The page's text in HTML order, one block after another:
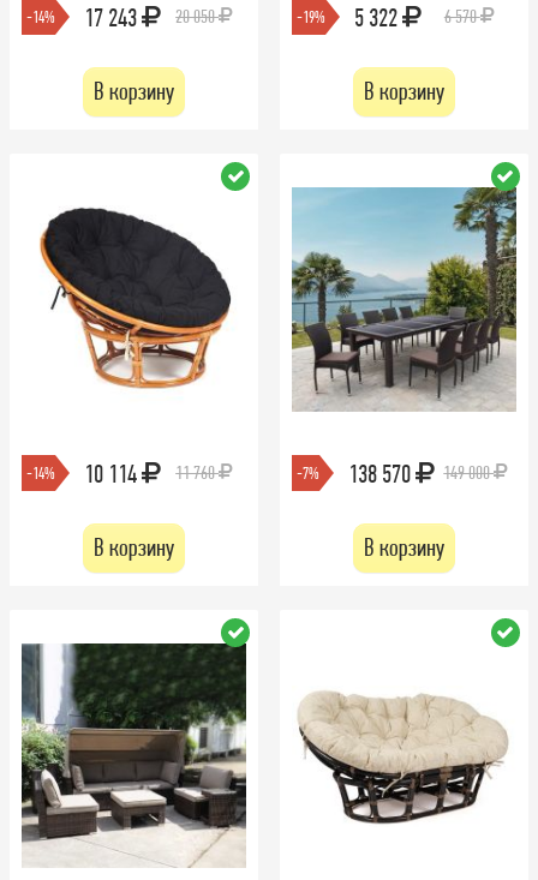
-14% 17 243 20 050
В корзину
-19% 5 322 6 570
В корзину
-14% 10 114 11 760
В корзину
-7% 138 570 149 000
В корзину